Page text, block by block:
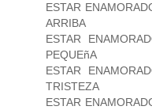
ESTAR
ARRIBA
ESTAR
PEQUEñA
ESTAR
TRISTEZA
ESTAR